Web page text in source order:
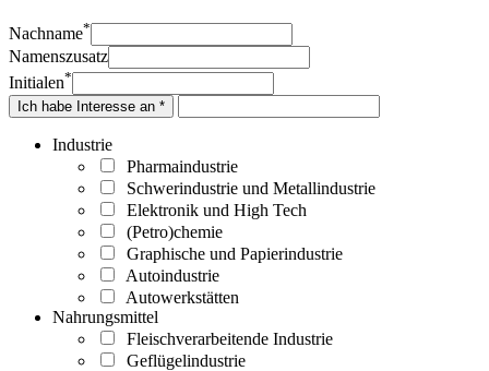
Nachname*
Namenszusatz
Initialen*
Ich habe Interesse an *
Industrie
Pharmaindustrie
Schwerindustrie und Metallindustrie
Elektronik und High Tech
(Petro)chemie
Graphische und Papierindustrie
Autoindustrie
Autowerkstätten
Nahrungsmittel
Fleischverarbeitende Industrie
Geflügelindustrie